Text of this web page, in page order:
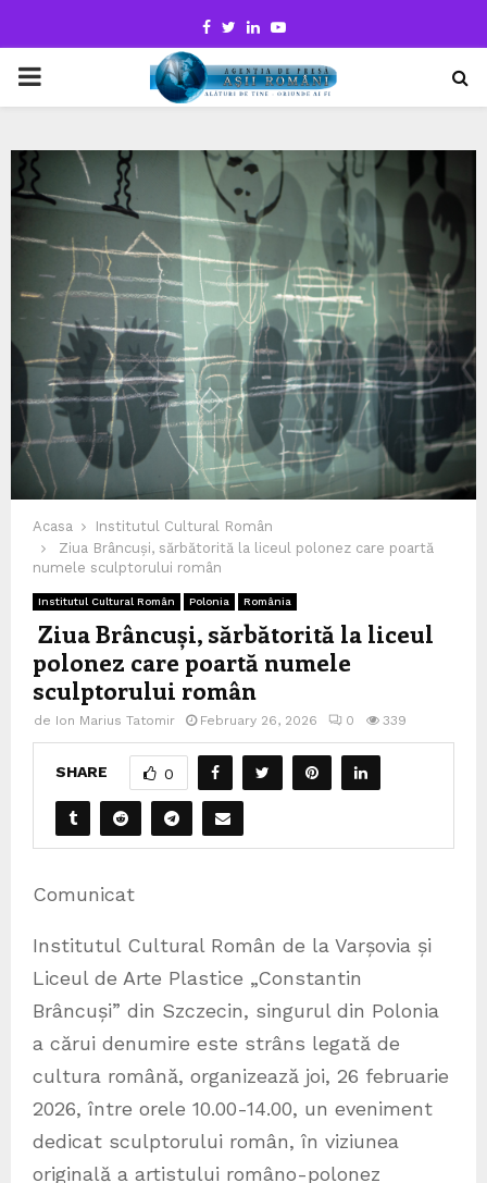
Facebook
TwitterLinkedinYoutube
PRIMARY
Acasa
Institutul Cultural Român
Ziua Brâncuși, sărbătorită la liceul polonez care poartă
numele sculptorului român
Institutul Cultural Român Polonia România
Ziua Brâncuși, sărbătorită la liceul
polonez care poartă numele
sculptorului român
de Ion Marius Tatomir February 26, 2026 0 339
SHARE 0
Comunicat
Institutul Cultural Român de la Varșovia și
Liceul de Arte Plastice „Constantin
Brâncuși” din Szczecin, singurul din Polonia
a cărui denumire este strâns legată de
cultura română, organizează joi, 26 februarie
2026, între orele 10.00-14.00, un eveniment
dedicat sculptorului român, în viziunea
originală a artistului româno-polonez